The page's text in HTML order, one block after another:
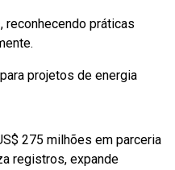
reconhecendo práticas
para projetos de energia
275 milhões em parceria
registros, expande